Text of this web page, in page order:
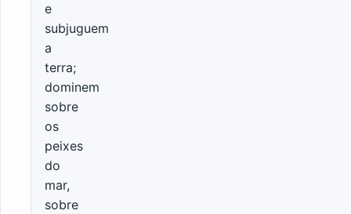
e
subjuguem
a
terra;
dominem
sobre
os
peixes
do
mar,
sobre